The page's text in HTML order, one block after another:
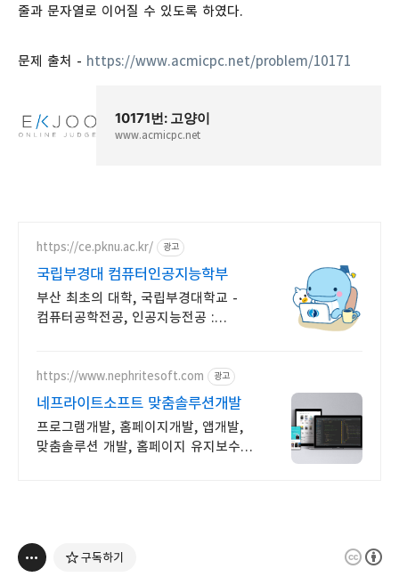
줄과 문자열로 이어질 수 있도록 하였다.
문제 출처 - https://www.acmicpc.net/problem/10171
10171번: 고양이
www.acmicpc.net
https://ce.pknu.ac.kr/ 광고
국립부경대 컴퓨터인공지능학부
부산 최초의 대학, 국립부경대학교 -
컴퓨터공학전공, 인공지능전공 :
지원)
https://www.nephritesoft.com 광고
네프라이트소프트 맞춤솔루션개발
프로그램개발, 홈페이지개발, 앱개발,
맞춤솔루션 개발, 홈페이지 유지보수,
구독하기